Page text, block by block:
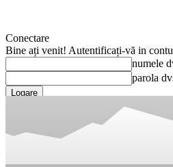
Conectare
Bine ați venit! Autentificați-vă in
numele
parola
Ați uitat parola? obține ajutor
Recuperați-vă parola